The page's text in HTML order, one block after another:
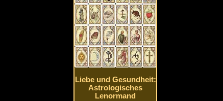
Liebe und Gesundheit:
Astrologisches
Lenormand